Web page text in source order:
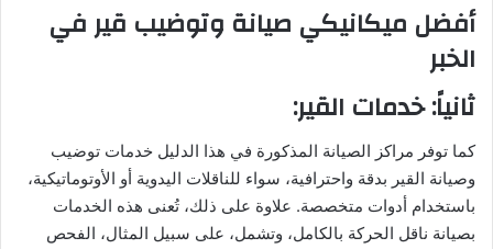
أفضل ميكانيكي صيانة وتوضيب قير في
الخبر
ثانياً: خدمات القير:
كما توفر مراكز الصيانة المذكورة في هذا الدليل خدمات توضيب
وصيانة القير بدقة واحترافية، سواء للناقلات اليدوية أو الأوتوماتيكية،
باستخدام أدوات متخصصة. علاوة على ذلك، تُعنى هذه الخدمات
بصيانة ناقل الحركة بالكامل، وتشمل، على سبيل المثال، الفحص